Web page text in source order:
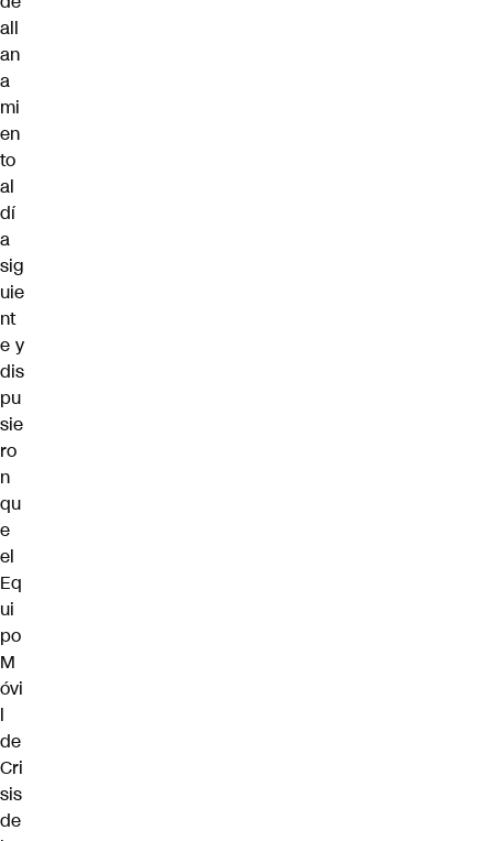
all
an
a
mi
en
to
al
dí
a
sig
uie
nt
e y
dis
pu
sie
ro
n
qu
e
el
Eq
ui
po
M
óvi
l
de
Cri
sis
de